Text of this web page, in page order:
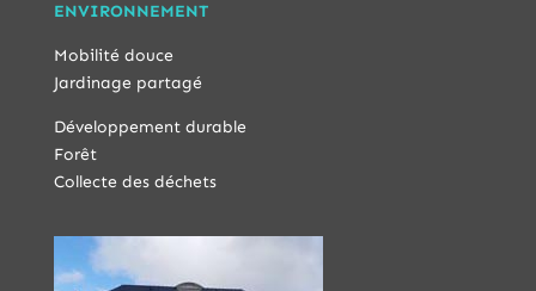
ENVIRONNEMENT
Mobilité douce
Jardinage partagé
Développement durable
Forêt
Collecte des déchets